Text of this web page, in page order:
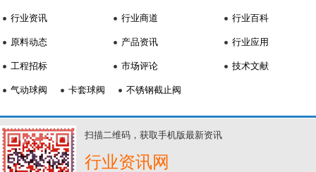
行业资讯
原料动态
工程招标
行业商道
产品资讯
市场评论
行业百科
行业应用
技术文献
气动球阀 卡套球阀 不锈钢截止阀
扫描二维码，获取手机版最新资讯
行业资讯网